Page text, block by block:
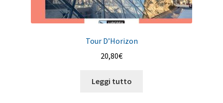
Tour D’Horizon
20,80€
Leggi tutto